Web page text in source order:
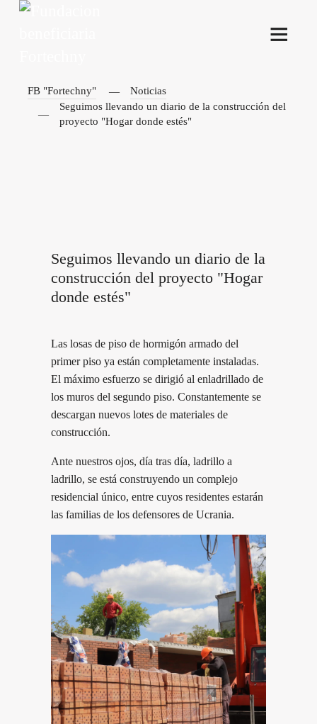
FB "Fortechny"
Noticias
Seguimos llevando un diario de la construcción del
proyecto "Hogar donde estés"
Seguimos llevando un diario de la
construcción del proyecto "Hogar
donde estés"
Las losas de piso de hormigón armado del
primer piso ya están completamente instaladas.
El máximo esfuerzo se dirigió al enladrillado de
los muros del segundo piso. Constantemente se
descargan nuevos lotes de materiales de
construcción.
Ante nuestros ojos, día tras día, ladrillo a
ladrillo, se está construyendo un complejo
residencial único, entre cuyos residentes estarán
las familias de los defensores de Ucrania.